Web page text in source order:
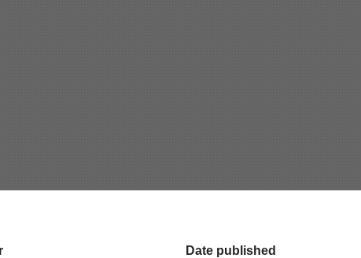
Date published